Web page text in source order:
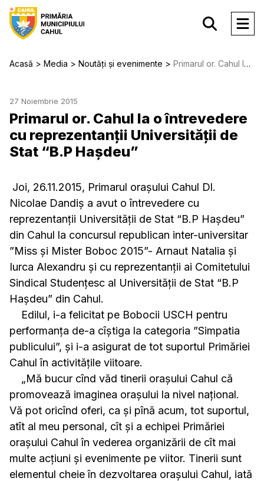
Acasă Media Noutăți și evenimente Primarul or. Cahul la o întrevedere cu reprezentanții Universității de Stat “B.P Hașdeu”
27 Noiembrie 2015
Primarul or. Cahul la o întrevedere
cu reprezentanții Universității de
Stat “B.P Hașdeu”
Joi, 26.11.2015, Primarul orașului Cahul Dl.
Nicolae Dandiş a avut o întrevedere cu
reprezentanții Universității de Stat “B.P Hașdeu”
din Cahul la concursul republican inter-universitar
”Miss și Mister Boboc 2015”- Arnaut Natalia și
Iurca Alexandru și cu reprezentanții ai Comitetului
Sindical Studențesc al Universității de Stat “B.P
Hașdeu” din Cahul.
Edilul, i-a felicitat pe Bobocii USCH pentru
performanța de-a cîștiga la categoria ”Simpatia
publicului”, și i-a asigurat de tot suportul Primăriei
Cahul în activitățile viitoare.
„Mă bucur cînd văd tinerii orașului Cahul că
promovează imaginea orașului la nivel național.
Vă pot oricînd oferi, ca și pînă acum, tot suportul,
atît al meu personal, cît și a echipei Primăriei
orașului Cahul în vederea organizării de cît mai
multe acțiuni și evenimente pe viitor. Tinerii sunt
elementul cheie în dezvoltarea orașului Cahul, iată